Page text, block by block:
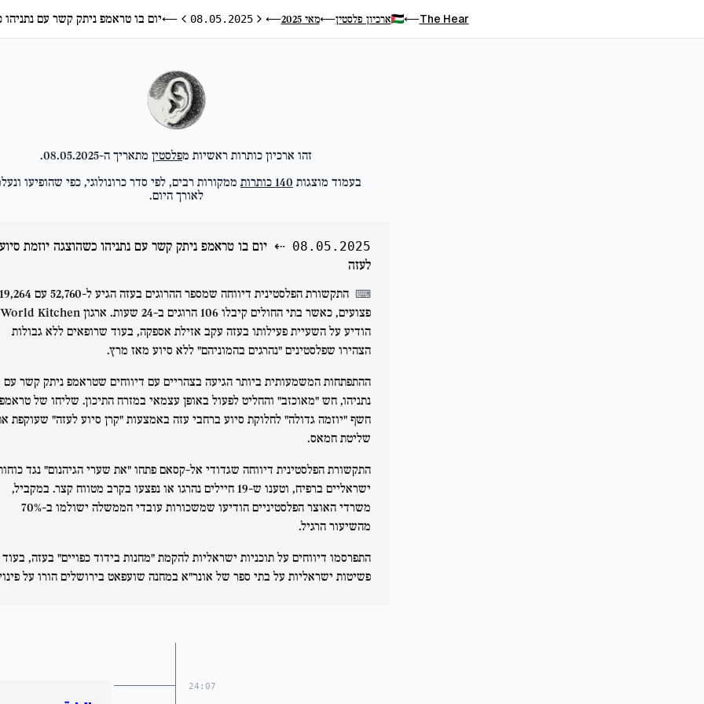
The Hear
⟵ ארכיון פלסטין⟵מאי 2025 ⟵היום הקודם
08.05.2025 היום הבא
⟵יום בו טראמפ ניתק קשר עם נתניהו
זהו ארכיון כותרות ראשיות מפלסטין מתאריך ה-08.05.2025
.
בעמוד מוצגות 140 כותרות ממקורות רבים, לפי סדר כרונולוגי, כפי שהופיעו
לאורך היום.
08.05.2025
⇠ יום בו טראמפ ניתק קשר עם נתניהו כשהוצגה יוזמת סיוע
לעזה
⌨
התקשורת הפלסטינית דיווחה שמספר ההרוגים בעזה הגיע ל-
פצועים, כאשר בתי החולים קיבלו 106 הרוגים ב-24 שעות. ארגון World Kitchen
הודיע על השעיית פעילותו בעזה עקב אזילת אספקה, בעוד שרופאים ללא גבולות
הצהירו שפלסטינים "נהרגים בהמוניהם" ללא סיוע מאז מרץ.
ההתפתחות המשמעותית ביותר הגיעה בצהריים עם דיווחים שטראמפ ניתק קשר עם
נתניהו, חש "מאוכזב" והחליט לפעול באופן עצמאי במזרח התיכון. שליחו של טראמפ
חשף "יוזמה גדולה" לחלוקת סיוע ברחבי עזה באמצעות "קרן סיוע לעזה" שעוקפת
שליטת חמאס.
התקשורת הפלסטינית דיווחה שגדודי אל-קסאם פתחו "את שערי הגיהנום" נגד
ישראליים ברפיח, וטענו ש-19 חיילים נהרגו או נפצעו בקרב מטווח קצר. במקביל,
משרדי האוצר הפלסטיניים הודיעו שמשכורות עובדי הממשלה ישולמו ב-70%
מהשיעור הרגיל.
התפרסמו דיווחים על תוכניות ישראליות להקמת "מחנות בידוד כפויים" בעזה, בעוד
פשיטות ישראליות על בתי ספר של אונר"א במחנה שועפאט בירושלים הורו על
24:07